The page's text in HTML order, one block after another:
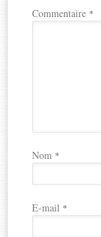
Commentaire *
Nom *
E-mail *